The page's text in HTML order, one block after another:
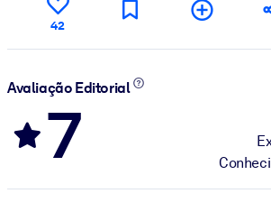
42
Avaliação Editorial
7